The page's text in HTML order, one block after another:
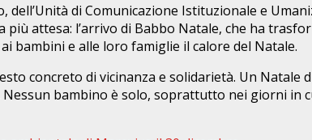
di Comunicazione Istituzionale e
attesa: l’arrivo di Babbo Natale, che ha
bambini e alle loro famiglie il calore del Natale.
concreto di vicinanza e solidarietà. Un Natale
bambino è solo, soprattutto nei giorni in